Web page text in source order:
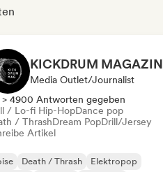
KICKDRUM MAGAZIN
Media Outlet/Journalist
> 4900 Antworten gegeben
/ Lo-fi Hip-HopDance pop
/ ThrashDream PopDrill/Jersey
Artikel
Death / Thrash
Elektropop